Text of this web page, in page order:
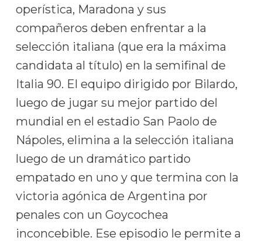
operística, Maradona y sus
compañeros deben enfrentar a la
selección italiana (que era la máxima
candidata al título) en la semifinal de
Italia 90. El equipo dirigido por Bilardo,
luego de jugar su mejor partido del
mundial en el estadio San Paolo de
Nápoles, elimina a la selección italiana
luego de un dramático partido
empatado en uno y que termina con la
victoria agónica de Argentina por
penales con un Goycochea
inconcebible. Ese episodio le permite a